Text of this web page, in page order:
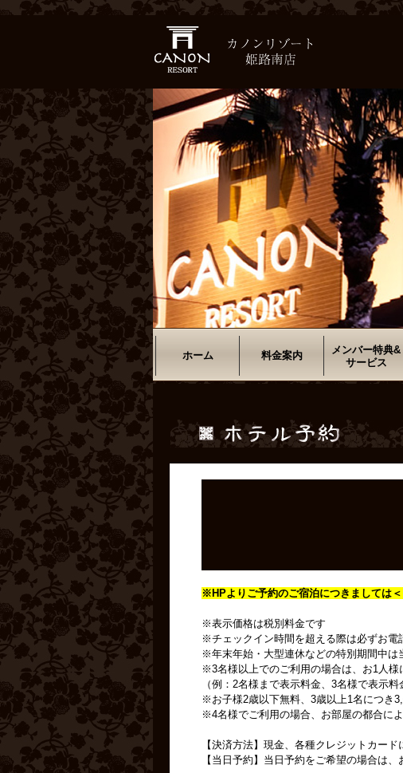
ホーム 料金案内
メンバー特典&
サービス
※HPよりご予約のご宿泊につきましては＜
※表示価格は税別料金です
※チェックイン時間を超える際は必ずお電
※年末年始・大型連休などの特別期間中は
※3名様以上でのご利用の場合は、お1人
（例：2名様まで表示料金、3名様で表示
※お子様2歳以下無料、3歳以上1名につき
※4名様でご利用の場合、お部屋の都合に
【決済方法】現金、各種クレジットカー
【当日予約】当日予約をご希望の場合は